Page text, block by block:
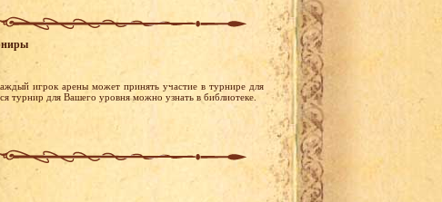
игрок арены может принять участие в турнире для
турнир для Вашего уровня можно узнать в библиотеке.